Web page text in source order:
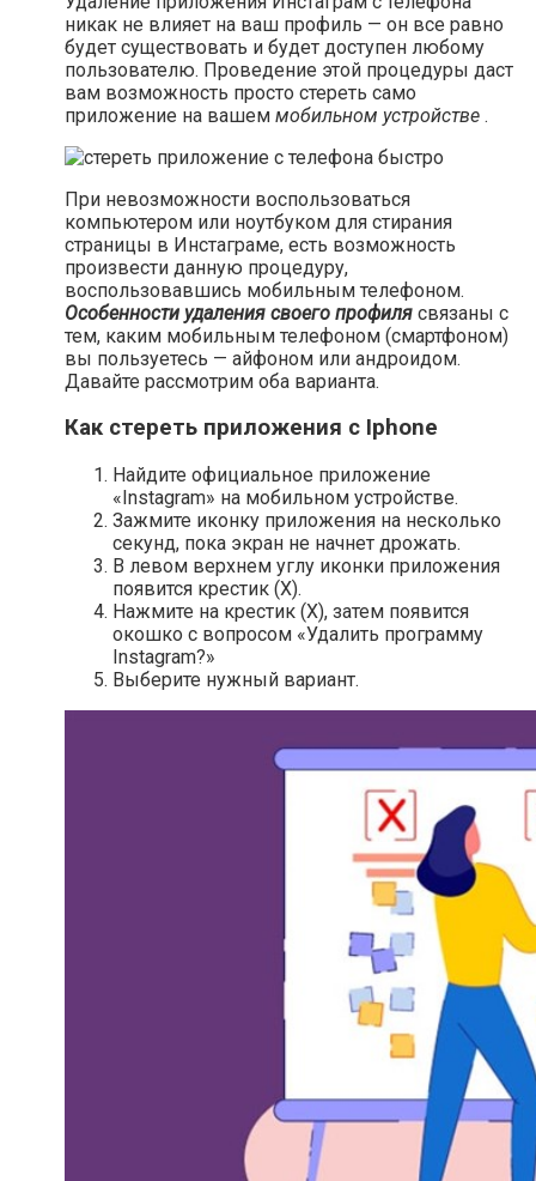
никак не влияет на ваш профиль — он все равно
будет существовать и будет доступен любому
пользователю. Проведение этой процедуры даст
вам возможность просто стереть само
приложение на вашем мобильном устройстве .
При невозможности воспользоваться
компьютером или ноутбуком для стирания
страницы в Инстаграме, есть возможность
произвести данную процедуру,
воспользовавшись мобильным телефоном.
Особенности удаления своего профиля связаны с
тем, каким мобильным телефоном (смартфоном)
вы пользуетесь — айфоном или андроидом.
Давайте рассмотрим оба варианта.
Как стереть приложения с Iphone
Найдите официальное приложение
«Instagram» на мобильном устройстве.
Зажмите иконку приложения на несколько
секунд, пока экран не начнет дрожать.
В левом верхнем углу иконки приложения
появится крестик (Х).
Нажмите на крестик (Х), затем появится
окошко с вопросом «Удалить программу
Instagram?»
Выберите нужный вариант.